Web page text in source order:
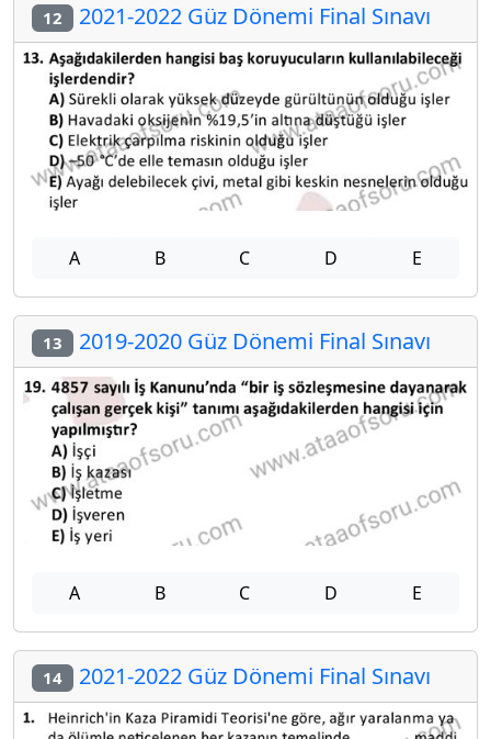
12 2021-2022 Güz Dönemi Final Sınavı
A B C D E
13 2019-2020 Güz Dönemi Final Sınavı
A B C D E
14 2021-2022 Güz Dönemi Final Sınavı